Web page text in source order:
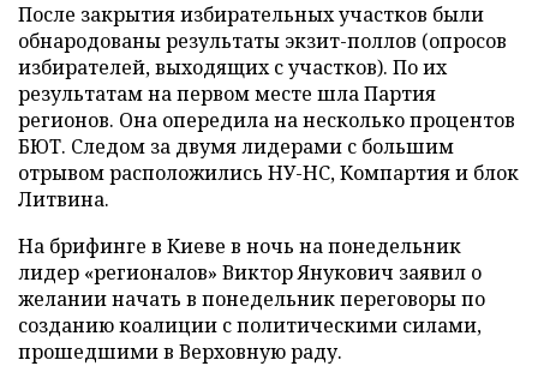
После закрытия избирательных участков были
обнародованы результаты экзит-поллов (опросов
избирателей, выходящих с участков). По их
результатам на первом месте шла Партия
регионов. Она опередила на несколько процентов
БЮТ. Следом за двумя лидерами с большим
отрывом расположились НУ-НС, Компартия и блок
Литвина.
На брифинге в Киеве в ночь на понедельник
лидер «регионалов» Виктор Янукович заявил о
желании начать в понедельник переговоры по
созданию коалиции с политическими силами,
прошедшими в Верховную раду.